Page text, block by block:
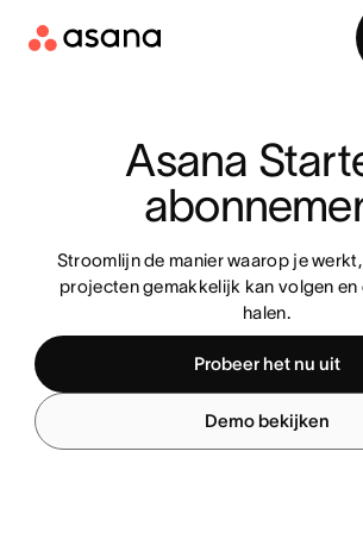
Contact opnemen met
Asana
Stroomlijn de manier waarop je
projecten gemakkelijk kan volgen en
halen.
Probeer het nu uit
Demo bekijken